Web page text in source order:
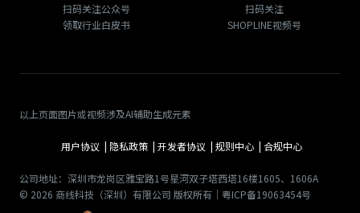
扫码关注公众号
领取行业白皮书
扫码关注
SHOPLINE视频号
以上页面图片或视频涉及AI辅助生成元素
用户协议 | 隐私政策 | 开发者协议 | 规则中心 | 合规中心
公司地址：深圳市龙岗区雅宝路1号星河双子塔西塔16楼1605、1606A
© 2026 商线科技（深圳）有限公司 版权所有｜粤ICP备19063454号